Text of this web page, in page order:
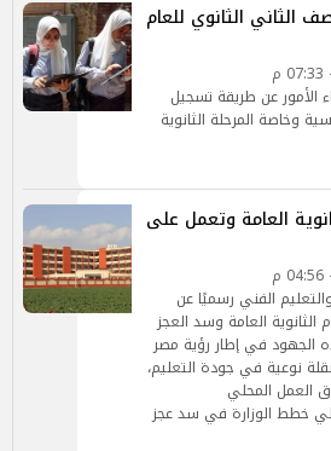
الثاني الثانوي للعام
الأمور عن طريقة تسجيل
وخاصة المرحلة الثانوية
العامة وتعمل على
الفني رسميًا عن
العامة وسد العجز
الجهود في إطار رؤية مصر
نوعية في جودة التعليم،
العمل المحلي
خطط الوزارة في سد عجز